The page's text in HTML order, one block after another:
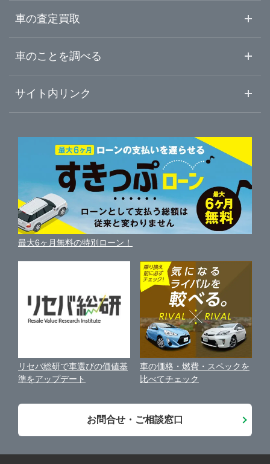
ガリバー福山店
ガリバー車検 福山店
ガリバー東広島西条IC店
広島西部
広島東部北部
山口県
徳島県
香川県
愛媛県
中古車情報・中古車検索
初めての中古車購入ガイド
中古車人気ランキング
自動車ローンを調べる
ガリバーの自動車ローン
車買い替えの基礎知識
近くのお店で車を探す
車の査定買取
車査定・車買取ならガリバー
ガリバーの査定が選ばれる理由
車を売る時よくある質問
便利な査定サービス
中古車買取相場（毎月更新）
車の個人売買ガイド
車のことを調べる
車初心者まとめ
新車・中古車カタログ
車の燃費を調べる
車種別クチコミ
車比較サイト
サイト内リンク
サイトマップ
サイトの使用条件
利用規約
保険代理店業務に関する基本方針
古物営業法に基づく表示
お客様の声
会社案内
最大6ヶ月無料の特別ローン！
リセバ総研で車選びの価値基
準をアップデート
車の価格・燃費・スペックを
比べてチェック
お問合せ・ご相談窓口